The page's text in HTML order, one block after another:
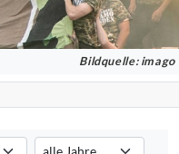
Bildquelle: imago
Saison auswählen